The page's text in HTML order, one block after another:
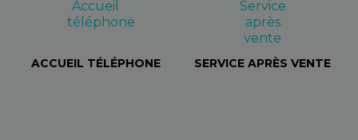
ACCUEIL TÉLÉPHONE SERVICE APRÈS VENTE